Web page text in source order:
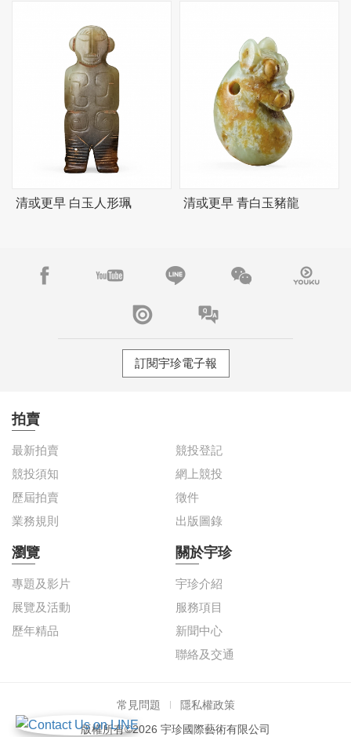
清或更早 白玉人形珮 清或更早 青白玉豬龍
訂閱宇珍電子報
拍賣
最新拍賣
競投登記
競投須知
網上競投
歷屆拍賣
徵件
業務規則
出版圖錄
瀏覽
專題及影片
展覽及活動
歷年精品
關於宇珍
宇珍介紹
服務項目
新聞中心
聯絡及交通
常見問題
隱私權政策
版權所有©2026 宇珍國際藝術有限公司